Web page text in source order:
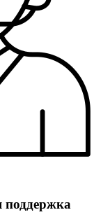
поддержка